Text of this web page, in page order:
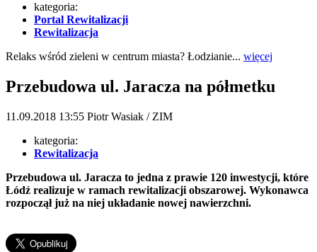
kategoria:
Portal Rewitalizacji
Rewitalizacja
Relaks wśród zieleni w centrum miasta? Łodzianie... więcej
Przebudowa ul. Jaracza na półmetku
11.09.2018 13:55 Piotr Wasiak / ZIM
kategoria:
Rewitalizacja
Przebudowa ul. Jaracza to jedna z prawie 120 inwestycji, które
Łódź realizuje w ramach rewitalizacji obszarowej. Wykonawca
rozpoczął już na niej układanie nowej nawierzchni.